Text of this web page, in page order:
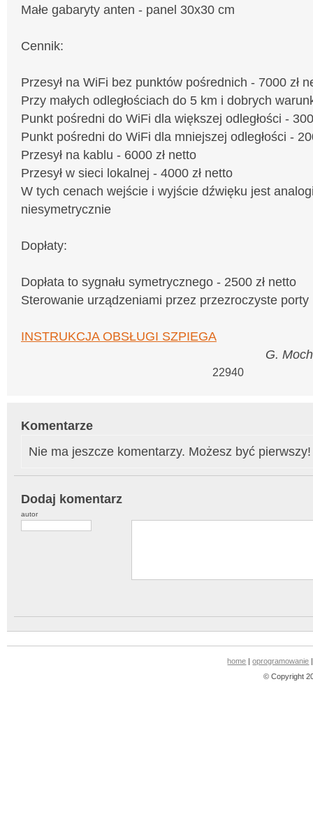
Małe gabaryty anten - panel 30x30 cm
Cennik:
Przesył na WiFi bez punktów pośrednich - 7000 zł
Przy małych odległościach do 5 km i dobrych
Punkt pośredni do WiFi dla większej odległości -
Punkt pośredni do WiFi dla mniejszej odległości -
Przesył na kablu - 6000 zł netto
Przesył w sieci lokalnej - 4000 zł netto
W tych cenach wejście i wyjście dźwięku jest
niesymetrycznie
Dopłaty:
Dopłata to sygnału symetrycznego - 2500 zł netto
Sterowanie urządzeniami przez przezroczyste porty
INSTRUKCJA OBSŁUGI SZPIEGA
G.
22940
Komentarze
Nie ma jeszcze komentarzy. Możesz być pierwszy!
Dodaj komentarz
autor
home |oprogramowanie
© Copyright